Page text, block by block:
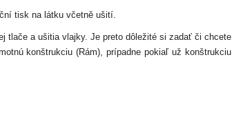
tisk na látku včetně ušití.
tlače a ušitia vlajky. Je preto dôležité si zadať či chcete
konštrukciu (Rám), prípadne pokiaľ už konštrukciu